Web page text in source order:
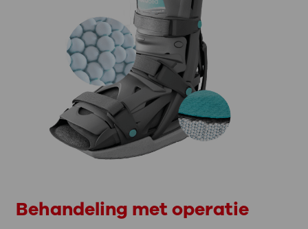
Behandeling met operatie